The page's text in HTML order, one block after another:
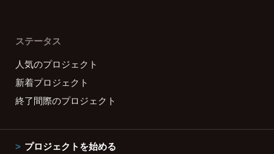
ステータス
人気のプロジェクト
新着プロジェクト
終了間際のプロジェクト
プロジェクトを始める